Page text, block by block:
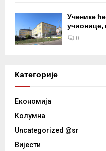
Ученике
учионице,
0
Категорије
Eкономија
Kолумнa
Uncategorized @sr
Вијести